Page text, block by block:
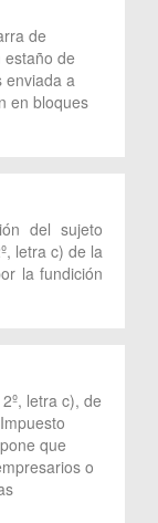
de
de
enviada a
en bloques
del sujeto
letra c) de la
la fundición
letra c), de
que
o